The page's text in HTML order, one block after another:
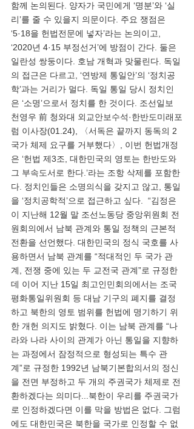
함께 논의된다. 양자가 국민에게 ‘명분’와 ‘실
리’를 줄 수 있을지 의문이다. 주요 쟁점은
‘5·18을 헌법전문에 넣자’라는 논의이고,
‘2020년 4·15 부정선거’에 방점이 간다. 둘은
일란성 쌍둥이다. 호남 개혁과 맞물린다. 독일
의 접근은 다르고, ‘연방제 통일안’의 ‘정치공
학’과는 거리가 멀다. 독일 통일 당시 정치인
은 ‘소명’으로서 정치를 한 것이다. 조선일보
천영우 前 청와대 외교안보수석·한반도미래포
럼 이사장(01.24), 〈서독은 끝까지 동독의 2
국가 체제 요구를 거부했다〉, 이번 헌법개정
은 ‘헌법 제3조, 대한민국의 영토는 한반도와
그 부속도서로 한다.’라는 조항 삭제를 포함한
다. 정치인들은 소명의식을 갖지고 않고, 통일
을 ‘정치공학적’으로 접근하고 싶다.  “김정은
이 지난해 12월 말 조선노동당 중앙위원회 전
원회의에서 남북 관계와 통일 정책의 근본적
전환을 선언했다. 대한민국의 정식 국호를 사
용하면서 남북 관계를 “적대적인 두 국가 관
계, 전쟁 중에 있는 두 교전국 관계”로 규정한
데 이어 지난 15일 최고인민회의에서는 조국
평화통일위원회 등 대남 기구의 폐지를 결정
하고 북한의 영토 범위를 헌법에 명기하기 위
한 개헌 의지도 밝혔다. 이는 남북 관계를 “나
라와 나라 사이의 관계가 아닌 통일을 지향하
는 과정에서 잠정적으로 형성되는 특수 관
계”로 규정한 1992년 남북기본합의서의 정신
을 전면 부정하고 두 개의 주권국가 체제로 전
환하겠다는 의미다...북한이 우리를 주권국가
로 인정하겠다면 이를 막을 방법은 없다. 그럼
에도 대한민국은 북한을 국가로 인정할 수 없